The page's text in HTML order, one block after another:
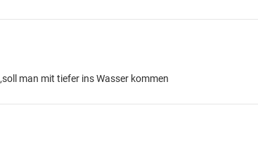
man mit tiefer ins Wasser kommen